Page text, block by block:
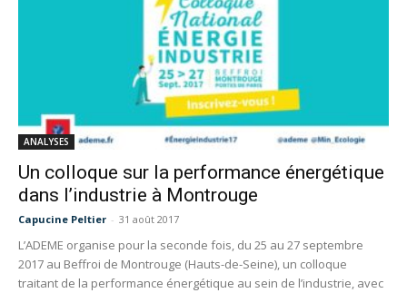
ANALYSES
Un colloque sur la performance énergétique
dans l’industrie à Montrouge
Capucine Peltier - 31 août 2017
L’ADEME organise pour la seconde fois, du 25 au 27 septembre
2017 au Beffroi de Montrouge (Hauts-de-Seine), un colloque
traitant de la performance énergétique au sein de l’industrie, avec